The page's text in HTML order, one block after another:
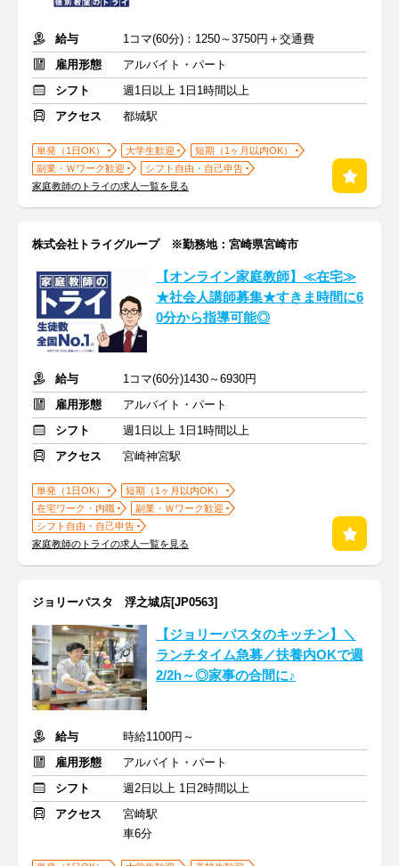
給与
1コマ(60分)：1250～3750円＋交通費
雇用形態
アルバイト・パート
シフト
週1日以上 1日1時間以上
アクセス
都城駅
単発（1日OK） 大学生歓迎
短期（1ヶ月以内OK）
副業・Ｗワーク歓迎
シフト自由・自己申告
家庭教師のトライの求人一覧を見る
株式会社トライグループ ※勤務地：宮崎県宮崎市
【オンライン家庭教師】≪在宅≫
★社会人講師募集★すきま時間に6
0分から指導可能◎
給与
1コマ(60分)1430～6930円
雇用形態
アルバイト・パート
シフト
週1日以上 1日1時間以上
アクセス
宮崎神宮駅
単発（1日OK）
短期（1ヶ月以内OK）
在宅ワーク・内職
副業・Ｗワーク歓迎
シフト自由・自己申告
家庭教師のトライの求人一覧を見る
ジョリーパスタ 浮之城店[JP0563]
【ジョリーパスタのキッチン】＼
ランチタイム急募／扶養内OKで週
2/2h～◎家事の合間に♪
給与
時給1100円～
雇用形態
アルバイト・パート
シフト
週2日以上 1日2時間以上
アクセス
宮崎駅
車6分